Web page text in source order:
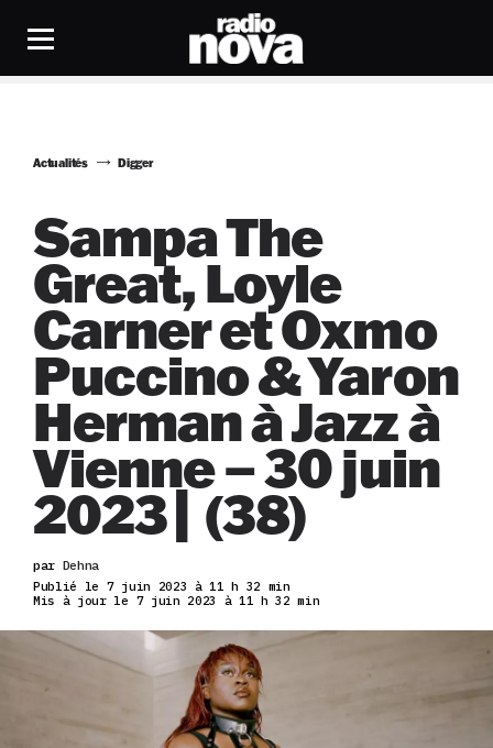
Actualités Digger
Sampa The
Great, Loyle
Carner et Oxmo
Puccino & Yaron
Herman à Jazz à
Vienne – 30 juin
2023| (38)
par Dehna
Publié le 7 juin 2023 à 11 h 32 min
Mis à jour le 7 juin 2023 à 11 h 32 min